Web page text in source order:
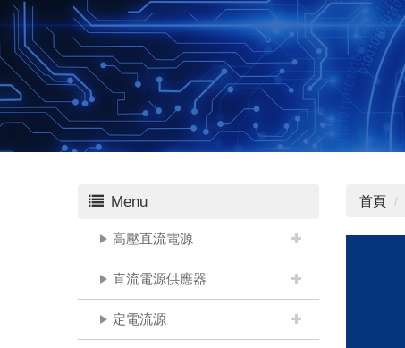
Menu
高壓直流電源
直流電源供應器
定電流源
首頁